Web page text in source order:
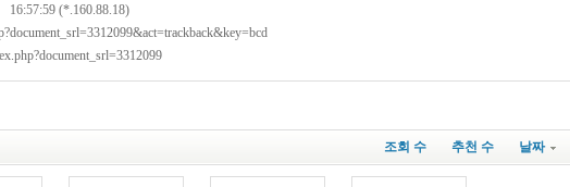
16:57:59 (*.160.88.18)
조회 수 추천 수 날짜